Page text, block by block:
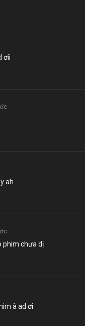
ơii
ah
phim chưa dị
à ad ơi